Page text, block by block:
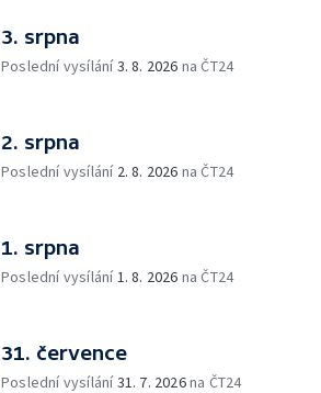
3. srpna
Poslední vysílání3. 8. 2026 na ČT24
2. srpna
Poslední vysílání 2. 8. 2026 na ČT24
1. srpna
Poslední vysílání1. 8. 2026 na ČT24
31. července
Poslední vysílání31. 7. 2026na ČT24